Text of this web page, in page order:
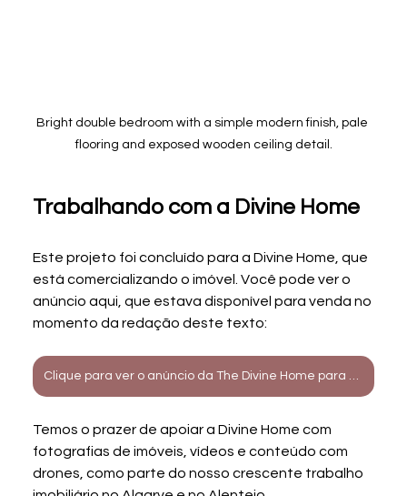
Bright double bedroom with a simple modern finish, pale
flooring and exposed wooden ceiling detail.
Trabalhando com a Divine Home
Este projeto foi concluído para a Divine Home, que
está comercializando o imóvel. Você pode ver o
anúncio aqui, que estava disponível para venda no
momento da redação deste texto:
Clique para ver o anúncio da The Divine Home para este imóvel.
Temos o prazer de apoiar a Divine Home com
fotografias de imóveis, vídeos e conteúdo com
drones, como parte do nosso crescente trabalho